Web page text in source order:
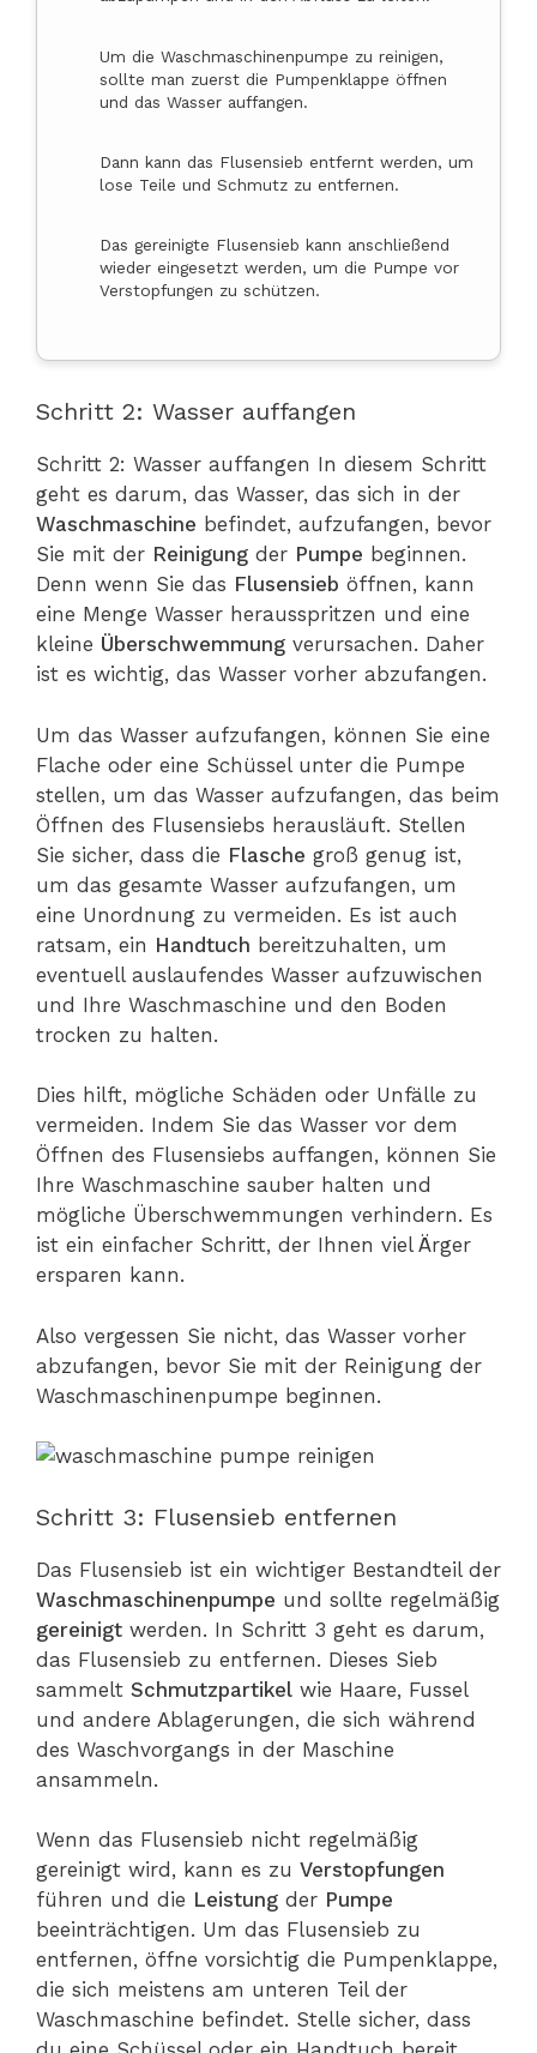
Um die Waschmaschinenpumpe zu reinigen,
sollte man zuerst die Pumpenklappe öffnen
und das Wasser auffangen.
Dann kann das Flusensieb entfernt werden, um
lose Teile und Schmutz zu entfernen.
Das gereinigte Flusensieb kann anschließend
wieder eingesetzt werden, um die Pumpe vor
Verstopfungen zu schützen.
Schritt 2: Wasser auffangen
Schritt 2: Wasser auffangen In diesem Schritt
geht es darum, das Wasser, das sich in der
Waschmaschine befindet, aufzufangen, bevor
Sie mit der Reinigung der Pumpe beginnen.
Denn wenn Sie das Flusensieb öffnen, kann
eine Menge Wasser herausspritzen und eine
kleine Überschwemmung verursachen. Daher
ist es wichtig, das Wasser vorher abzufangen.
Um das Wasser aufzufangen, können Sie eine
Flache oder eine Schüssel unter die Pumpe
stellen, um das Wasser aufzufangen, das beim
Öffnen des Flusensiebs herausläuft. Stellen
Sie sicher, dass die Flasche groß genug ist,
um das gesamte Wasser aufzufangen, um
eine Unordnung zu vermeiden. Es ist auch
ratsam, ein Handtuch bereitzuhalten, um
eventuell auslaufendes Wasser aufzuwischen
und Ihre Waschmaschine und den Boden
trocken zu halten.
Dies hilft, mögliche Schäden oder Unfälle zu
vermeiden. Indem Sie das Wasser vor dem
Öffnen des Flusensiebs auffangen, können Sie
Ihre Waschmaschine sauber halten und
mögliche Überschwemmungen verhindern. Es
ist ein einfacher Schritt, der Ihnen viel Ärger
ersparen kann.
Also vergessen Sie nicht, das Wasser vorher
abzufangen, bevor Sie mit der Reinigung der
Waschmaschinenpumpe beginnen.
Schritt 3: Flusensieb entfernen
Das Flusensieb ist ein wichtiger Bestandteil der
Waschmaschinenpumpe und sollte regelmäßig
gereinigt werden. In Schritt 3 geht es darum,
das Flusensieb zu entfernen. Dieses Sieb
sammelt Schmutzpartikel wie Haare, Fussel
und andere Ablagerungen, die sich während
des Waschvorgangs in der Maschine
ansammeln.
Wenn das Flusensieb nicht regelmäßig
gereinigt wird, kann es zu Verstopfungen
führen und die Leistung der Pumpe
beeinträchtigen. Um das Flusensieb zu
entfernen, öffne vorsichtig die Pumpenklappe,
die sich meistens am unteren Teil der
Waschmaschine befindet. Stelle sicher, dass